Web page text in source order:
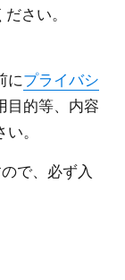
さい。
にプライバシ
目的等、内容
。
で、必ず入